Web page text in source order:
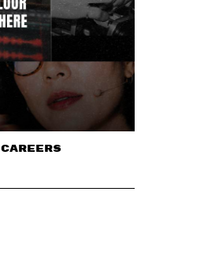
CAREERS